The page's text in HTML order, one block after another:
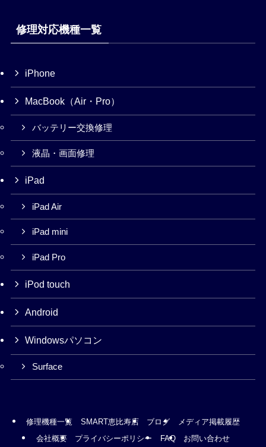
修理対応機種一覧
iPhone
MacBook（Air・Pro）
バッテリー交換修理
液晶・画面修理
iPad
iPad Air
iPad mini
iPad Pro
iPod touch
Android
Windowsパソコン
Surface
修理機種一覧 SMART恵比寿店 ブログ
メディア掲載履歴
会社概要
プライバシーポリシー FAQ お問い合わせ